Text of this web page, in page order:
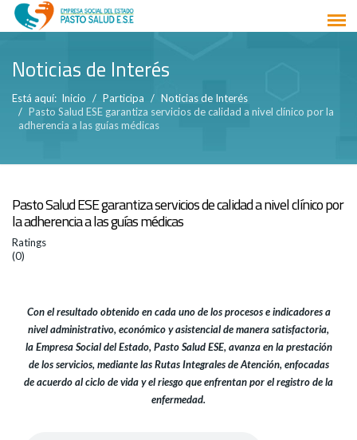
Noticias de Interés
Está aquí: Inicio Participa
Noticias de Interés
Pasto Salud ESE garantiza servicios de calidad a nivel clínico por la
adherencia a las guías médicas
Pasto Salud ESE garantiza servicios de calidad a nivel clínico por
la adherencia a las guías médicas
Ratings
(0)
Con el resultado obtenido en cada uno de los procesos e indicadores a
nivel administrativo, económico y asistencial de manera satisfactoria,
la Empresa Social del Estado, Pasto Salud ESE, avanza en la prestación
de los servicios, mediante las Rutas Integrales de Atención, enfocadas
de acuerdo al ciclo de vida y el riesgo que enfrentan por el registro de la
enfermedad.